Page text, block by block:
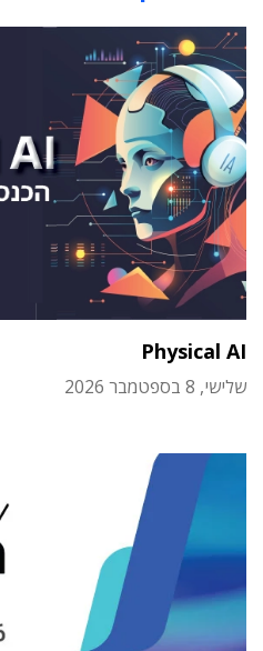
Physical AI
שלישי, 8 בספטמבר 2026